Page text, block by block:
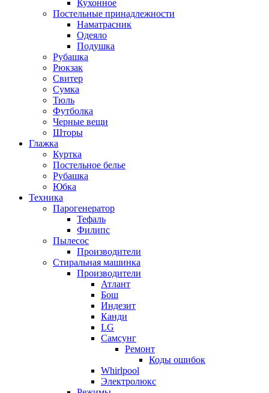
Кухонное
Постельные принадлежности
Наматрасник
Одеяло
Подушка
Рубашка
Рюкзак
Свитер
Сумка
Тюль
Футболка
Черные вещи
Шторы
Глажка
Куртка
Постельное белье
Рубашка
Юбка
Техника
Парогенератор
Тефаль
Филипс
Пылесос
Производители
Стиральная машинка
Производители
Атлант
Бош
Индезит
Канди
LG
Самсунг
Ремонт
Коды ошибок
Whirlpool
Электролюкс